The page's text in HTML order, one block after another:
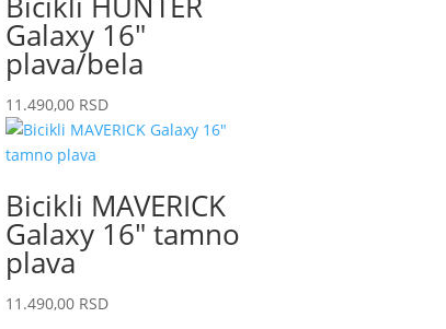
Galaxy 16″
plava/bela
11.490,00 RSD
Bicikli MAVERICK
Galaxy 16″ tamno
plava
11.490,00 RSD